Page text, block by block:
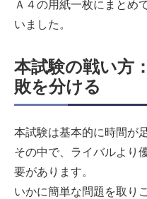
Ａ４の用紙一枚にまとめ
いました。
本試験の戦い方
敗を分ける
本試験は基本的に時間が
その中で、ライバルより
要があります。
いかに簡単な問題を取り